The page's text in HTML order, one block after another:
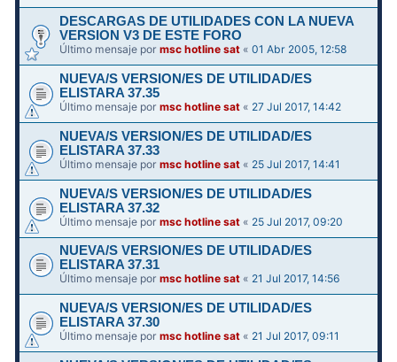
DESCARGAS DE UTILIDADES CON LA NUEVA
VERSION V3 DE ESTE FORO
Último mensaje pormsc hotline sat «01 Abr 2005, 12:58
NUEVA/S VERSION/ES DE UTILIDAD/ES
ELISTARA 37.35
Último mensaje pormsc hotline sat « 27 Jul 2017, 14:42
NUEVA/S VERSION/ES DE UTILIDAD/ES
ELISTARA 37.33
Último mensaje pormsc hotline sat « 25 Jul 2017, 14:41
NUEVA/S VERSION/ES DE UTILIDAD/ES
ELISTARA 37.32
Último mensaje pormsc hotline sat « 25 Jul 2017, 09:20
NUEVA/S VERSION/ES DE UTILIDAD/ES
ELISTARA 37.31
Último mensaje pormsc hotline sat « 21 Jul 2017, 14:56
NUEVA/S VERSION/ES DE UTILIDAD/ES
ELISTARA 37.30
Último mensaje pormsc hotline sat « 21 Jul 2017, 09:11